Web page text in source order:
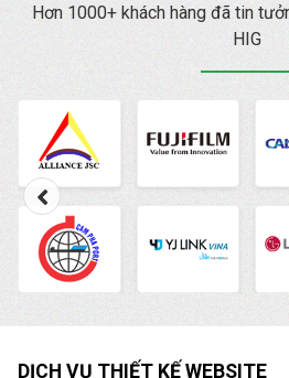
Hơn 1000+ khách hàng đã tin
HIG
DỊCH VỤ THIẾT KẾ WEBSITE